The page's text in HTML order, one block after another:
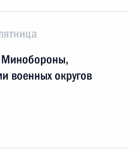
Минобороны,
военных округов